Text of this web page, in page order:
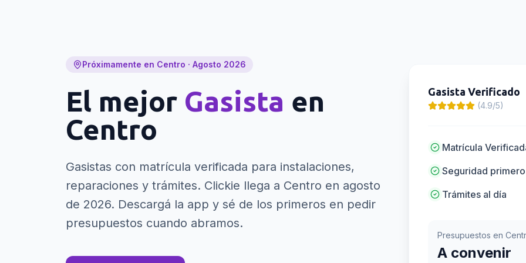
Próximamente en Centro · Agosto 2026
El mejor Gasista en
Centro
Gasistas con matrícula verificada para instalaciones,
reparaciones y trámites. Clickie llega a Centro en agosto
de 2026. Descargá la app y sé de los primeros en pedir
presupuestos cuando abramos.
Gasista Verificado
(4.9/5)
Matrícula
Seguridad primero
Trámites al día
Presupuestos en
A convenir